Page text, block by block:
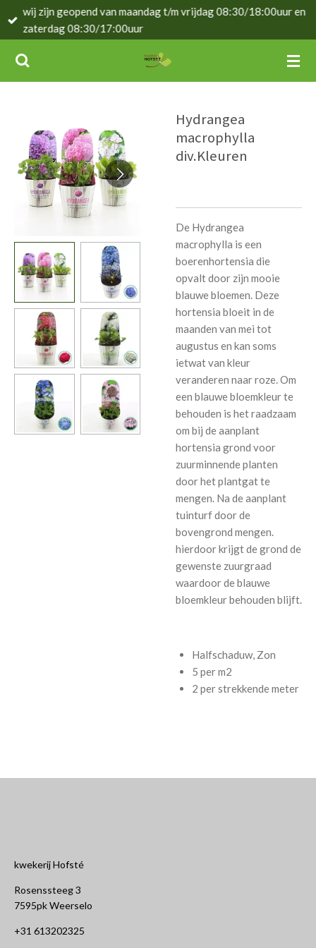
Ga
direct
de
hoofdinhoud
wij zijn geopend van maandag t/m vrijdag 08:30/18:00uur en
zaterdag 08:30/17:00uur
Hydrangea
macrophylla
div.Kleuren
De Hydrangea
macrophylla is een
boerenhortensia die
opvalt door zijn mooie
blauwe bloemen. Deze
hortensia bloeit in de
maanden van mei tot
augustus en kan soms
ietwat van kleur
veranderen naar roze. Om
een blauwe bloemkleur te
behouden is het raadzaam
om bij de aanplant
hortensia grond voor
zuurminnende planten
door het plantgat te
mengen. Na de aanplant
tuinturf door de
bovengrond mengen.
hierdoor krijgt de grond de
gewenste zuurgraad
waardoor de blauwe
bloemkleur behouden blijft.
Halfschaduw, Zon
5 per m2
2 per strekkende meter
kwekerij Hofsté
Rosenssteeg 3
7595pk Weerselo
+31 613202325